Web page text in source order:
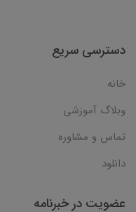
دسترسی سریع
خانه
وبلاگ آموزشی
تماس و مشاوره
دانلود
عضویت در خبرنامه